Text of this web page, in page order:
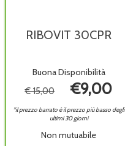
RIBOVIT 30CPR
Buona Disponibilità
€ 15,00 €9,00
*il prezzo barrato è il prezzo più basso degli
ultimi 30 giorni
Non mutuabile